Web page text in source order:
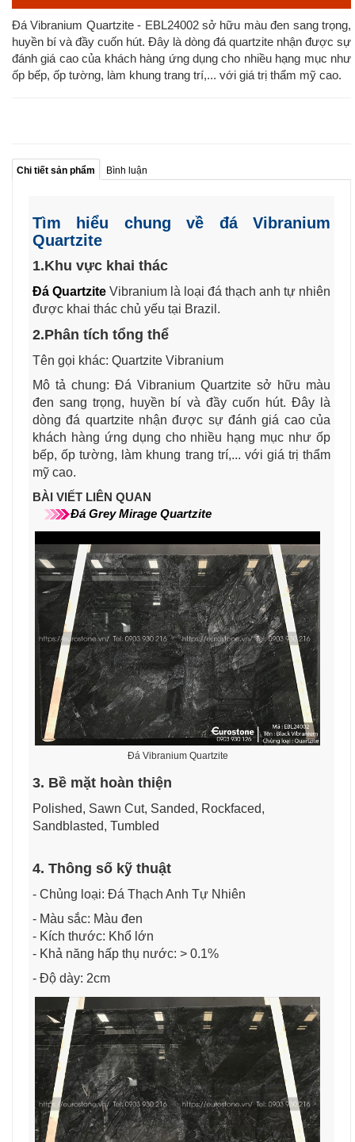
Đá Vibranium Quartzite - EBL24002 sở hữu màu đen sang trọng,
huyền bí và đầy cuốn hút. Đây là dòng đá quartzite nhận được sự
đánh giá cao của khách hàng ứng dụng cho nhiều hạng mục như
ốp bếp, ốp tường, làm khung trang trí,... với giá trị thẩm mỹ cao.
Chi tiết sản phẩm Bình luận
Tìm hiểu chung về đá Vibranium
Quartzite
1.Khu vực khai thác
Đá Quartzite Vibranium là loại đá thạch anh tự nhiên
được khai thác chủ yếu tại Brazil.
2.Phân tích tổng thể
Tên gọi khác: Quartzite Vibranium
Mô tả chung: Đá Vibranium Quartzite sở hữu màu
đen sang trọng, huyền bí và đầy cuốn hút. Đây là
dòng đá quartzite nhận được sự đánh giá cao của
khách hàng ứng dụng cho nhiều hạng mục như ốp
bếp, ốp tường, làm khung trang trí,... với giá trị thẩm
mỹ cao.
BÀI VIẾT LIÊN QUAN
Đá Grey Mirage Quartzite
Đá Vibranium Quartzite
3. Bề mặt hoàn thiện
Polished, Sawn Cut, Sanded, Rockfaced,
Sandblasted, Tumbled
4. Thông số kỹ thuật
- Chủng loại: Đá Thạch Anh Tự Nhiên
- Màu sắc: Màu đen
- Kích thước: Khổ lớn
- Khả năng hấp thụ nước: > 0.1%
- Độ dày: 2cm